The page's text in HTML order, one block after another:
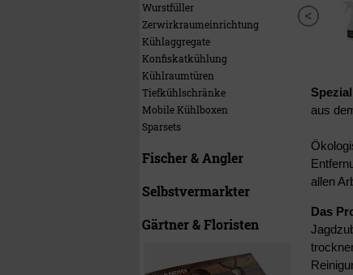
Wurstfüller
Zerwirkraumeinrichtung
Kühlaggregate
Konfiskatkühlung
Kühlraumtüren
Tiefkühlschränke
Mobile Kühlboxen
Sparsets
Fischer & Angler
Selbstvermarkter
Gärtner & Floristen
aus
allen
Das